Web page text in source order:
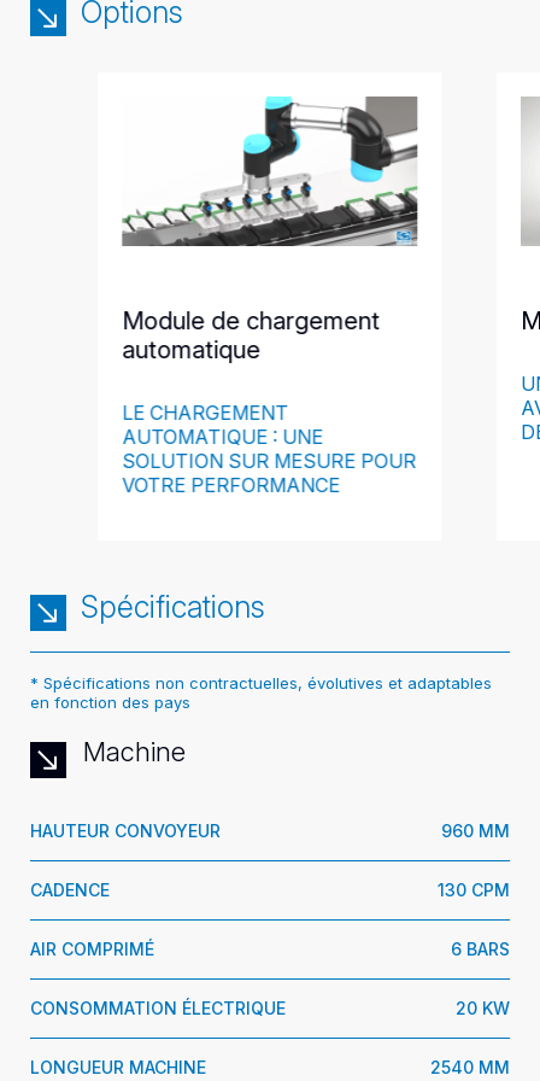
Options
Module de chargement
automatique
LE CHARGEMENT
AUTOMATIQUE : UNE
SOLUTION SUR MESURE POUR
VOTRE PERFORMANCE
Spécifications
* Spécifications non contractuelles, évolutives et adaptables
en fonction des pays
Machine
HAUTEUR CONVOYEUR 960 MM
CADENCE 130 CPM
AIR COMPRIMÉ 6 BARS
CONSOMMATION ÉLECTRIQUE 20 KW
LONGUEUR MACHINE 2540 MM